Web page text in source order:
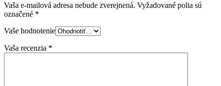
Vaša e-mailová adresa nebude zverejnená. Vyžadované polia sú
označené *
Vaše hodnotenie
Vaša recenzia *